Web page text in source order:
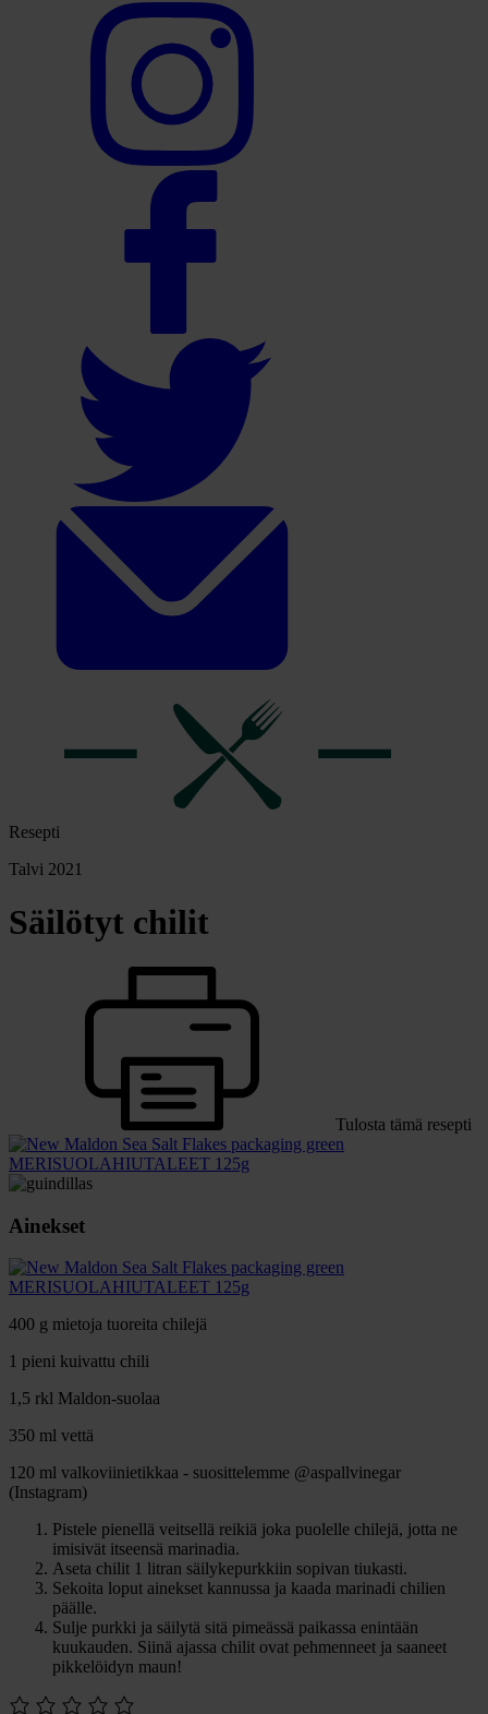
Resepti
Talvi 2021
Säilötyt chilit
Tulosta tämä resepti
MERISUOLAHIUTALEET 125g
Ainekset
MERISUOLAHIUTALEET 125g
400 g mietoja tuoreita chilejä
1 pieni kuivattu chili
1,5 rkl Maldon-suolaa
350 ml vettä
120 ml valkoviinietikkaa - suosittelemme @aspallvinegar
(Instagram)
Pistele pienellä veitsellä reikiä joka puolelle chilejä, jotta ne
imisivät itseensä marinadia.
Aseta chilit 1 litran säilykepurkkiin sopivan tiukasti.
Sekoita loput ainekset kannussa ja kaada marinadi chilien
päälle.
Sulje purkki ja säilytä sitä pimeässä paikassa enintään
kuukauden. Siinä ajassa chilit ovat pehmenneet ja saaneet
pikkelöidyn maun!